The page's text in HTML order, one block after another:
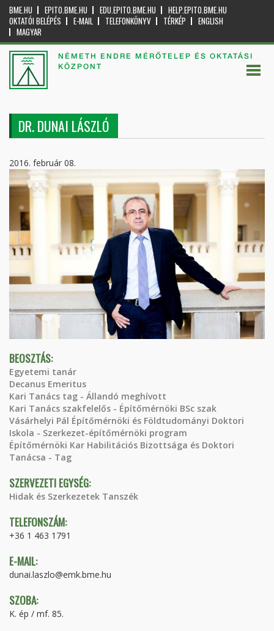
BME.HU EPITO.BME.HU EDU.EPITO.BME.HU
HELP.EPITO.BME.HU
OKTATÓI BELÉPÉS
E-MAIL TELEFONKÖNYV TÉRKÉP
ENGLISH
MAGYAR
NÉMETH ENDRE MÉRŐTELEP ÉS OKTATÁSI
KÖZPONT
DR. DUNAI LÁSZLÓ
2016. február 08.
BEOSZTÁS:
Egyetemi tanár
Decanus Emeritus
Kari Tanács tag - Állandó meghívott
Kari Tanács szakfelelős - Építőmérnöki BSc szak
Vásárhelyi Pál Építőmérnöki és Földtudományi Doktori
Iskola - Szerkezet-építőmérnöki program
Építőmérnöki Kar Habilitációs Bizottsága és Doktori
Tanácsa - Tag
SZERVEZETI EGYSÉG:
Hidak és Szerkezetek Tanszék
TELEFONSZÁM:
+36 1 463 1791
E-MAIL:
dunai.laszlo@emk.bme.hu
SZOBA:
K. ép / mf. 85.